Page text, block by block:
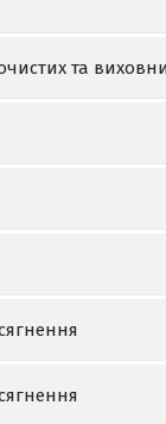
та